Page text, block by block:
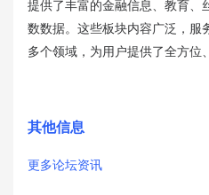
提供了丰富的金融信息、教育、
数数据。这些板块内容广泛，服
多个领域，为用户提供了全方位
其他信息
更多论坛资讯